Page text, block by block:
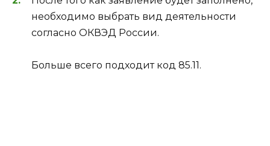
необходимо выбрать вид деятельности
согласно ОКВЭД России.
Больше всего подходит код 85.11.